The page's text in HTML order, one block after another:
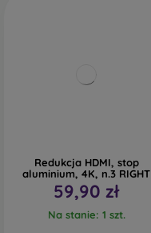
Redukcja HDMI, stop
aluminium, 4K, n.3 RIGHT
59,90 zł
Na stanie: 1 szt.